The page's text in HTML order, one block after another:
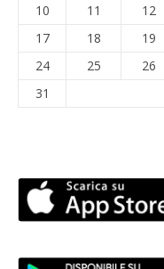
10
11 12
17
18 19
24
25 26
31